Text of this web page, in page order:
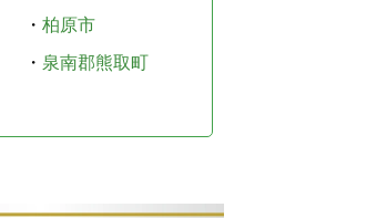
・ 柏原市
・ 泉南郡熊取町